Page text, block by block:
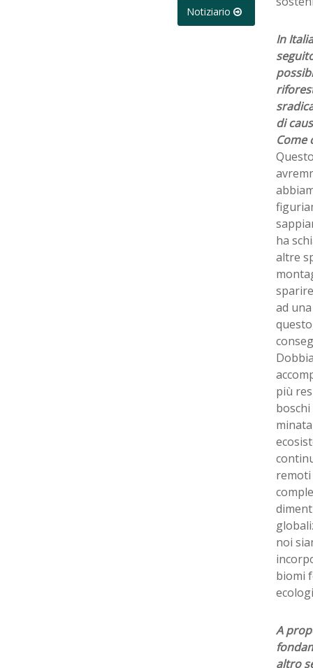
Notiziario
In
di
Come
ha
altre
ad
più
remoti
noi
biomi
A
altro